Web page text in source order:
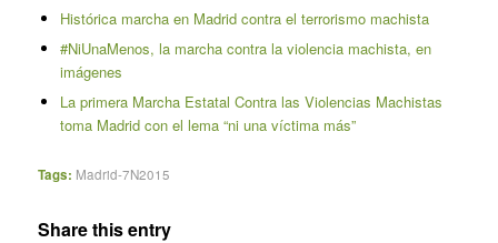
Histórica marcha en Madrid contra el terrorismo machista
#NiUnaMenos, la marcha contra la violencia machista, en
imágenes
La primera Marcha Estatal Contra las Violencias Machistas
toma Madrid con el lema “ni una víctima más”
Tags: Madrid-7N2015
Share this entry